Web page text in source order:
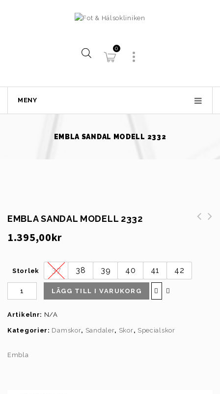
0
MENY
EMBLA SANDAL MODELL 2332
EMBLA SANDAL MODELL 2332
1.395,00kr
Storlek 37 38 39 40 41 42
LÄGG TILL I VARUKORG
Artikelnr: N/A
Kategorier: Damskor, Sandaler, Skor, Specialskor
Embla